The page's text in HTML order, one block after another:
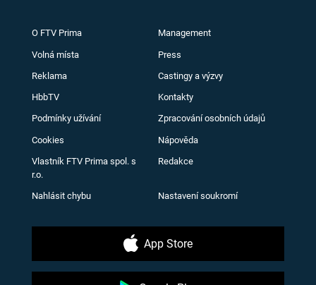
O FTV Prima Management
Volná místa Press
Reklama Castingy a výzvy
HbbTV Kontakty
Podmínky užívání Zpracování osobních údajů
Cookies Nápověda
Vlastník FTV Prima spol. s
r.o.
Redakce
Nahlásit chybu Nastavení soukromí
App Store